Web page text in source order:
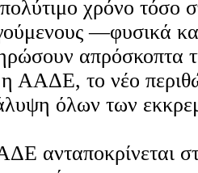
χρόνο τόσο
—φυσικά
απρόσκοπτα
ΑΑΔΕ, το νέο
όλων των
ανταποκρίνεται